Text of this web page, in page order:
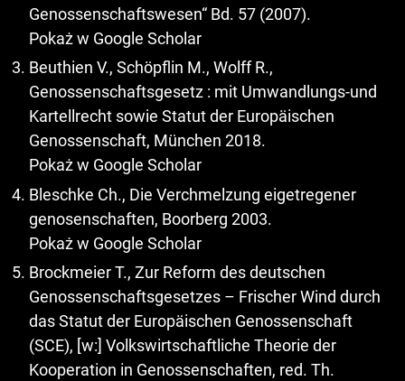
Genossenschaftswesen“ Bd. 57 (2007).
Pokaż w Google Scholar
Beuthien V., Schöpflin M., Wolff R.,
Genossenschaftsgesetz : mit Umwandlungs-und
Kartellrecht sowie Statut der Europäischen
Genossenschaft, München 2018.
Pokaż w Google Scholar
Bleschke Ch., Die Verchmelzung eigetregener
genosenschaften, Boorberg 2003.
Pokaż w Google Scholar
Brockmeier T., Zur Reform des deutschen
Genossenschaftsgesetzes – Frischer Wind durch
das Statut der Europäischen Genossenschaft
(SCE), [w:] Volkswirtschaftliche Theorie der
Kooperation in Genossenschaften, red. Th.